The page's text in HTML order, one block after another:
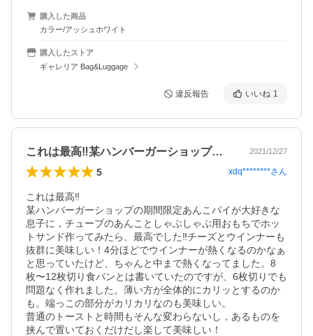
購入した商品
カラー/アッシュホワイト
購入したストア
ギャレリア Bag&Luggage
違反報告 いいね 1
これは最高‼️某ハンバーガーショップの… 2021/12/27
5 xdq********さん
これは最高‼️
某ハンバーガーショップの期間限定あんこパイが大好きな
息子に，チューブのあんことしゃぶしゃぶ用おもちでホッ
トサンド作ってみたら、最高でした‼️チーズとウインナーも
抜群に美味しい！4分ほどでウインナーが熱くなるのかなぁ
と思っていたけど、ちゃんと中まで熱くなってました。8
枚〜12枚切り食パンとは書いていたのですが、6枚切りでも
問題なく作れました。薄い方が全体的にカリッとするのか
も。端っこの部分がカリカリなのも美味しい。
普通のトーストと時間もそんな変わらないし，あるものを
挟んで置いておくだけだし楽して美味しい！